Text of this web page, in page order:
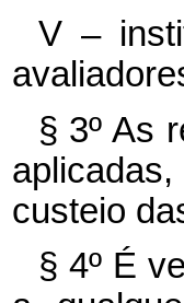
V –
§ 3º As
custeio
§ 4º É